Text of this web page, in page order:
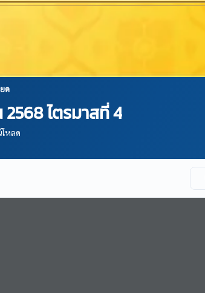
ด
ไตรมาสที่ 4
หลด